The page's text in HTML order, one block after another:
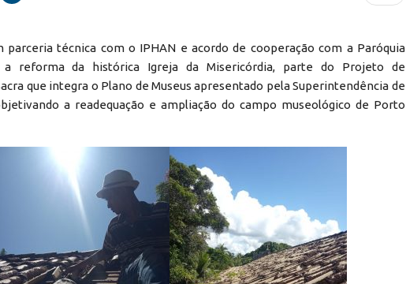
técnica com o IPHAN e acordo de cooperação com a Paróquia
a reforma da histórica Igreja da Misericórdia, parte do Projeto de
que integra o Plano de Museus apresentado pela Superintendência de
a readequação e ampliação do campo museológico de Porto